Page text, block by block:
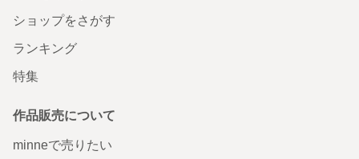
ショップをさがす
ランキング
特集
作品販売について
minneで売りたい